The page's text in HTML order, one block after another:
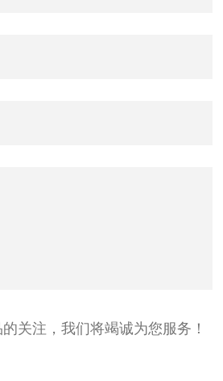
关注，我们将竭诚为您服务！